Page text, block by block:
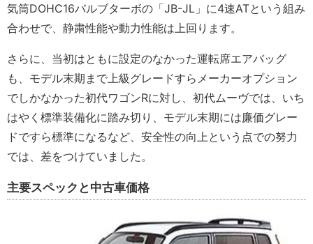
気筒DOHC16バルブターボの「JB-JL」に4速ATという組み
合わせで、静粛性能や動力性能は上回ります。
さらに、当初はともに設定のなかった運転席エアバッグ
も、モデル末期まで上級グレードすらメーカーオプション
でしかなかった初代ワゴンRに対し、初代ムーヴでは、いち
はやく標準装備化に踏み切り、モデル末期には廉価グレー
ドですら標準になるなど、安全性の向上という点での努力
では、差をつけていました。
主要スペックと中古車価格